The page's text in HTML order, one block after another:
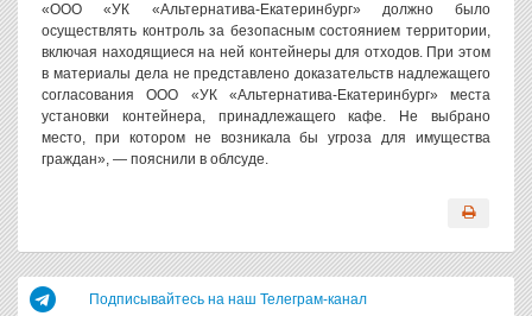
«ООО «УК «Альтернатива-Екатеринбург» должно было
осуществлять контроль за безопасным состоянием территории,
включая находящиеся на ней контейнеры для отходов. При этом
в материалы дела не представлено доказательств надлежащего
согласования ООО «УК «Альтернатива-Екатеринбург» места
установки контейнера, принадлежащего кафе. Не выбрано
место, при котором не возникала бы угроза для имущества
граждан», — пояснили в облсуде.
Подписывайтесь на наш Телеграм-канал